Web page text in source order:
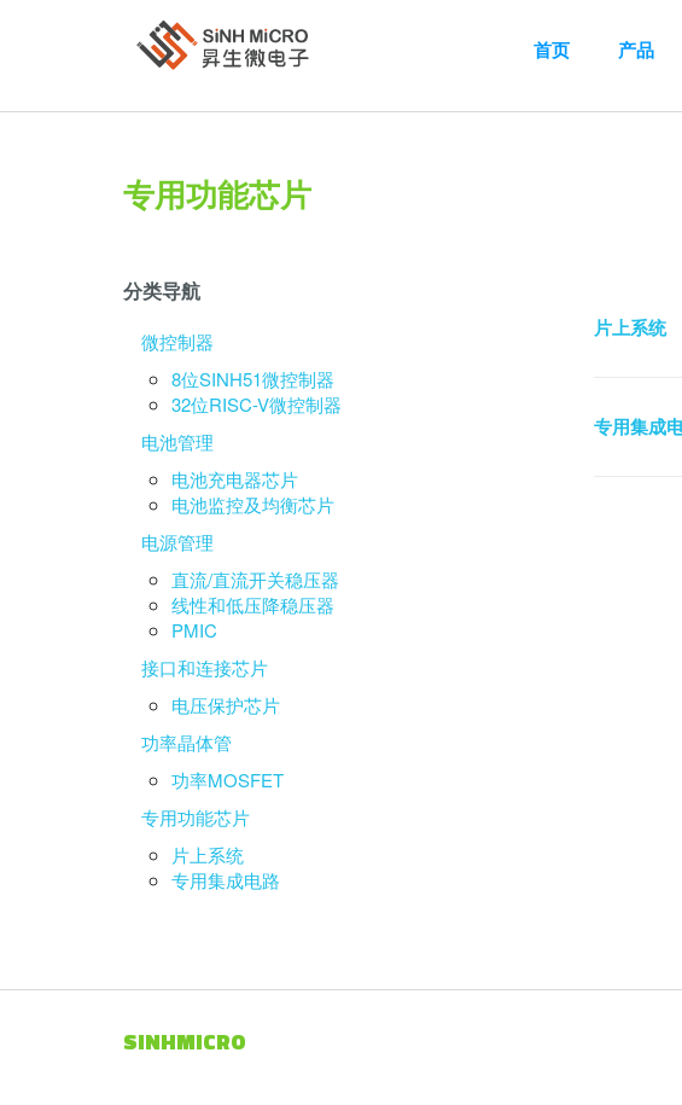
首页 产品
专用功能芯片
分类导航
微控制器
8位SINH51微控制器
32位RISC-V微控制器
电池管理
电池充电器芯片
电池监控及均衡芯片
电源管理
直流/直流开关稳压器
线性和低压降稳压器
PMIC
接口和连接芯片
电压保护芯片
功率晶体管
功率MOSFET
专用功能芯片
片上系统
专用集成电路
片上系统
专用集成
SINHMICRO